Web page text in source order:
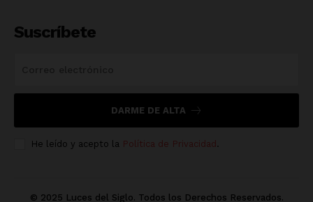
Suscríbete
DARME DE ALTA
He leído y acepto la Política de Privacidad
© 2025 Luces del Siglo. Todos los Derechos Reservados.